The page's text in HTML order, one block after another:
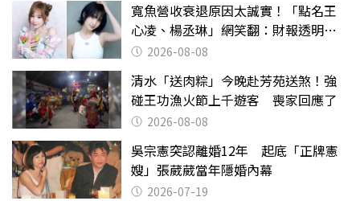
寬魚營收衰退原因太誠實！「點名王
心凌、楊丞琳」網笑翻：財報透明度
滿分2026-08-08
清水「送肉粽」今晚赴芳苑送煞！強
碰王功漁火節上千遊客 喪家回應了
2026-08-08
吳宗憲突認離婚12年 起底「正牌憲
嫂」張葳葳當年隱婚內幕
2026-07-19